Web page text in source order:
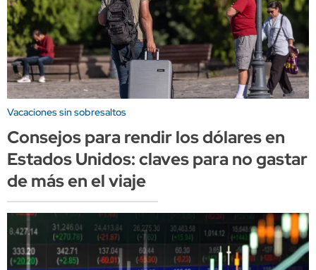
Vacaciones sin sobresaltos
Consejos para rendir los dólares en
Estados Unidos: claves para no gastar
de más en el viaje